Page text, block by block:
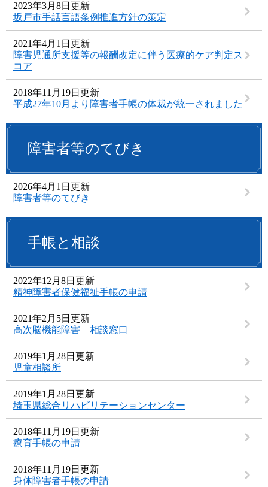
2023年3月8日更新
坂戸市手話言語条例推進方針の策定
2021年4月1日更新
障害児通所支援等の報酬改定に伴う医療的ケア判定ス
コア
2018年11月19日更新
平成27年10月より障害者手帳の体裁が統一されました
障害者等のてびき
2026年4月1日更新
障害者等のてびき
手帳と相談
2022年12月8日更新
精神障害者保健福祉手帳の申請
2021年2月5日更新
高次脳機能障害 相談窓口
2019年1月28日更新
児童相談所
2019年1月28日更新
埼玉県総合リハビリテーションセンター
2018年11月19日更新
療育手帳の申請
2018年11月19日更新
身体障害者手帳の申請